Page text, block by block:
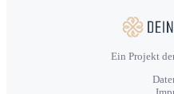
Ein Projekt